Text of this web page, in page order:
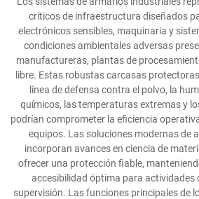
críticos de infraestructura diseñados
electrónicos sensibles, maquinaria y
condiciones ambientales adversas
manufactureras, plantas de
libre. Estas robustas carcasas
línea de defensa contra el polvo, la
químicos, las temperaturas extremas y
podrían comprometer la eficiencia
equipos. Las soluciones modernas de
incorporan avances en ciencia de
ofrecer una protección fiable,
accesibilidad óptima para actividades
supervisión. Las funciones principales de